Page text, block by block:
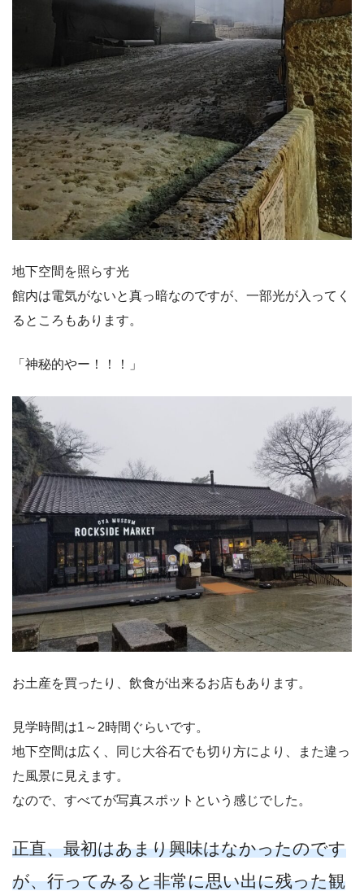
地下空間を照らす光
館内は電気がないと真っ暗なのですが、一部光が入ってく
るところもあります。
「神秘的やー！！！」
お土産を買ったり、飲食が出来るお店もあります。
見学時間は1～2時間ぐらいです。
地下空間は広く、同じ大谷石でも切り方により、また違っ
た風景に見えます。
なので、すべてが写真スポットという感じでした。
正直、最初はあまり興味はなかったのです
が、行ってみると非常に思い出に残った観